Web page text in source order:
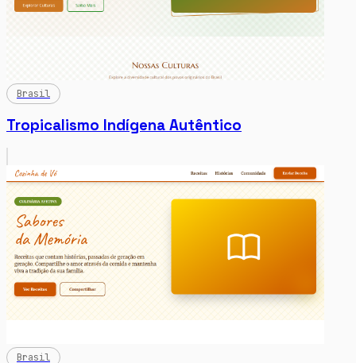
Brasil
Tropicalismo Indígena Autêntico
Brasil